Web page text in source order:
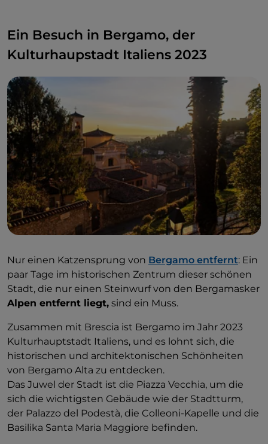
Ein Besuch in Bergamo, der
Kulturhaupstadt Italiens 2023
Nur einen Katzensprung von Bergamo entfernt: Ein
paar Tage im historischen Zentrum dieser schönen
Stadt, die nur einen Steinwurf von den Bergamasker
Alpen entfernt liegt, sind ein Muss.
Zusammen mit Brescia ist Bergamo im Jahr 2023
Kulturhauptstadt Italiens, und es lohnt sich, die
historischen und architektonischen Schönheiten
von Bergamo Alta zu entdecken.
Das Juwel der Stadt ist die Piazza Vecchia, um die
sich die wichtigsten Gebäude wie der Stadtturm,
der Palazzo del Podestà, die Colleoni-Kapelle und die
Basilika Santa Maria Maggiore befinden.